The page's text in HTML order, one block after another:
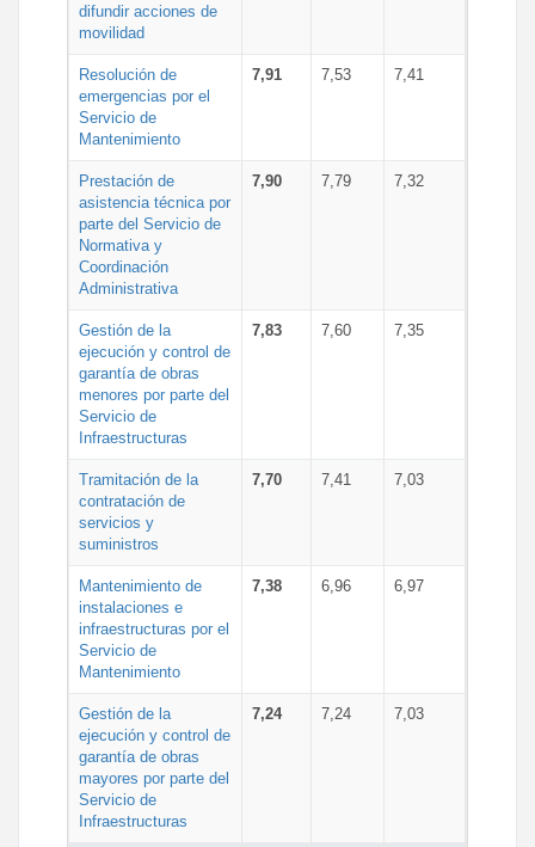
difundir acciones de
movilidad
Resolución de
emergencias por el
Servicio de
Mantenimiento
7,91 7,53 7,41
Prestación de
asistencia técnica por
parte del Servicio de
Normativa y
Coordinación
Administrativa
7,90 7,79 7,32
Gestión de la
ejecución y control de
garantía de obras
menores por parte del
Servicio de
Infraestructuras
7,83 7,60 7,35
Tramitación de la
contratación de
servicios y
suministros
7,70 7,41 7,03
Mantenimiento de
instalaciones e
infraestructuras por el
Servicio de
Mantenimiento
7,38 6,96 6,97
Gestión de la
ejecución y control de
garantía de obras
mayores por parte del
Servicio de
Infraestructuras
7,24 7,24 7,03